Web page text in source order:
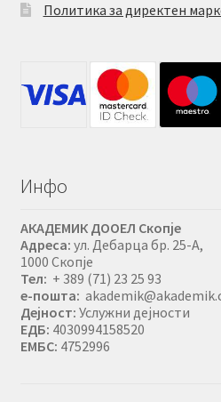
Политика за директен
Инфо
АКАДЕМИК ДООЕЛ Скопје
Адреса: ул. Дебарца бр. 25-А,
1000 Скопје
Тел: + 389 (71) 23 25 93
е-пошта:
Дејност: Услужни дејности
ЕДБ: 4030994158520
ЕМБС: 4752996